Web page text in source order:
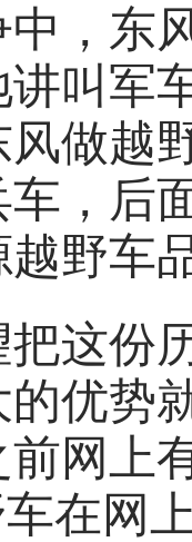
，东
叫军
做越
，后
野车
份历
优势
网上
在网